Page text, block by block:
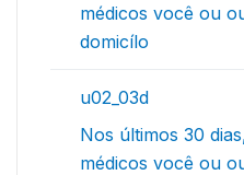
médicos você ou
domicílo
u02_03d
Nos últimos 30
médicos você ou